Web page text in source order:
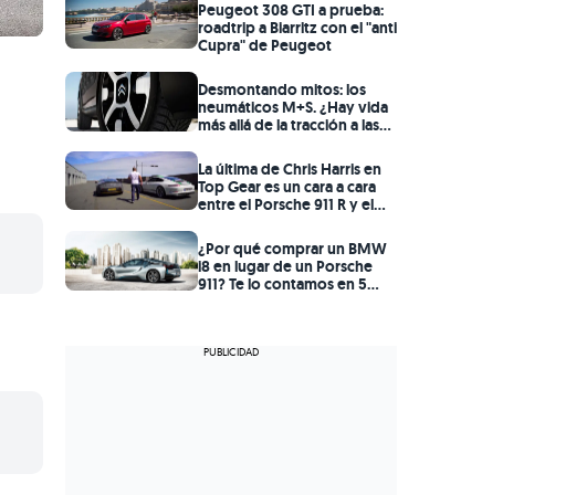
Peugeot 308 GTI a prueba:
roadtrip a Biarritz con el "anti
Cupra" de Peugeot
Desmontando mitos: los
neumáticos M+S. ¿Hay vida
más allá de la tracción a las
La última de Chris Harris en
Top Gear es un cara a cara
entre el Porsche 911 R y el
¿Por qué comprar un BMW
i8 en lugar de un Porsche
911? Te lo contamos en 5